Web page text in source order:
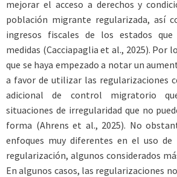
mejorar el acceso a derechos y
población migrante regularizada, así
ingresos fiscales de los estados
medidas (Cacciapaglia et al., 2025). Por
que se haya empezado a notar un
a favor de utilizar las regularizaciones
adicional de control migratorio
situaciones de irregularidad que no
forma (Ahrens et al., 2025). No
enfoques muy diferentes en el uso
regularización, algunos considerados
En algunos casos, las regularizaciones